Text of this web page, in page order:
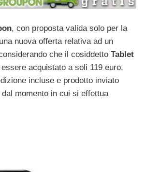
, con proposta valida solo per la
nuova offerta relativa ad un
che il cosiddetto Tablet
essere acquistato a soli 119 euro,
incluse e prodotto inviato
momento in cui si effettua